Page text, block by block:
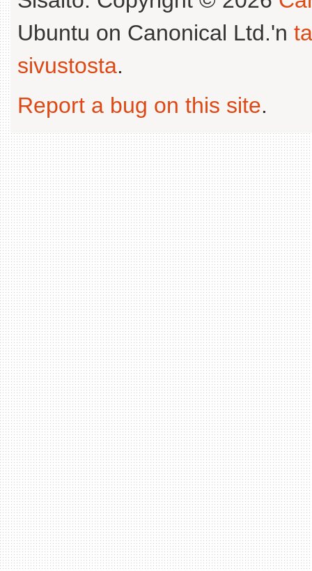
Ubuntu on Canonical Ltd.'n
sivustosta.
Report a bug on this site.